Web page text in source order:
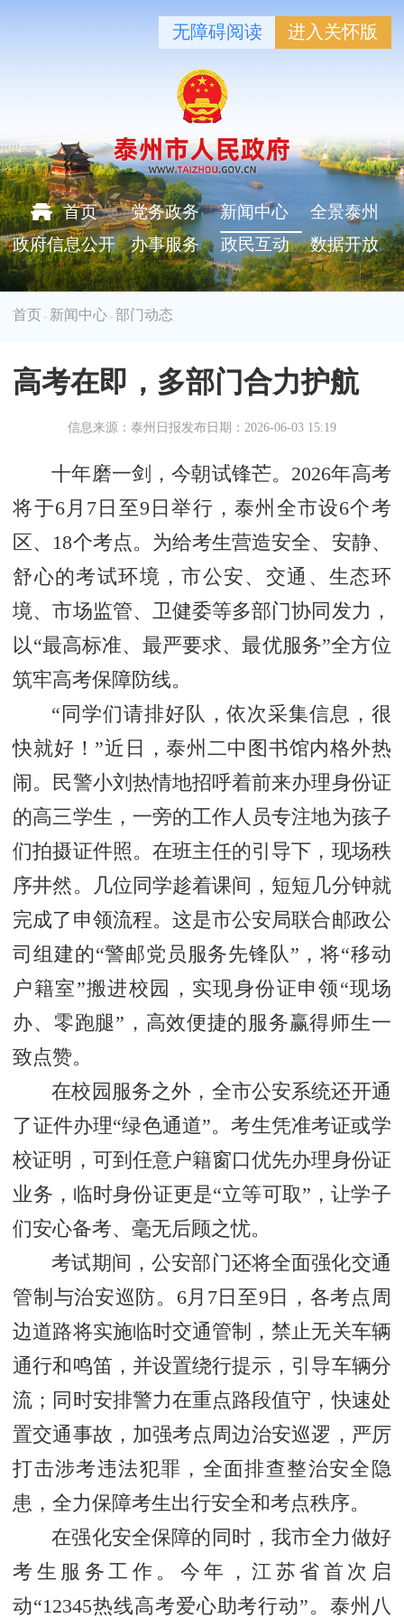
无障碍阅读 进入关怀版
首页 党务政务 新闻中心
全景泰州
政府信息公开
办事服务 政民互动 数据开放
首页 > 新闻中心 >部门动态
高考在即，多部门合力护航
信息来源：泰州日报发布日期：2026-06-03 15:19
十年磨一剑，今朝试锋芒。2026年高考
将于6月7日至9日举行，泰州全市设6个考
区、18个考点。为给考生营造安全、安静、
舒心的考试环境，市公安、交通、生态环
境、市场监管、卫健委等多部门协同发力，
以“最高标准、最严要求、最优服务”全方位
筑牢高考保障防线。
“同学们请排好队，依次采集信息，很
快就好！”近日，泰州二中图书馆内格外热
闹。民警小刘热情地招呼着前来办理身份证
的高三学生，一旁的工作人员专注地为孩子
们拍摄证件照。在班主任的引导下，现场秩
序井然。几位同学趁着课间，短短几分钟就
完成了申领流程。这是市公安局联合邮政公
司组建的“警邮党员服务先锋队”，将“移动
户籍室”搬进校园，实现身份证申领“现场
办、零跑腿”，高效便捷的服务赢得师生一
致点赞。
在校园服务之外，全市公安系统还开通
了证件办理“绿色通道”。考生凭准考证或学
校证明，可到任意户籍窗口优先办理身份证
业务，临时身份证更是“立等可取”，让学子
们安心备考、毫无后顾之忧。
考试期间，公安部门还将全面强化交通
管制与治安巡防。6月7日至9日，各考点周
边道路将实施临时交通管制，禁止无关车辆
通行和鸣笛，并设置绕行提示，引导车辆分
流；同时安排警力在重点路段值守，快速处
置交通事故，加强考点周边治安巡逻，严厉
打击涉考违法犯罪，全面排查整治安全隐
患，全力保障考生出行安全和考点秩序。
在强化安全保障的同时，我市全力做好
考生服务工作。今年，江苏省首次启
动“12345热线高考爱心助考行动”。泰州八